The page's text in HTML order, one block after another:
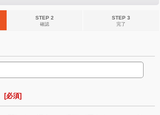
STEP 2
確認
STEP 3
完了
[必須]